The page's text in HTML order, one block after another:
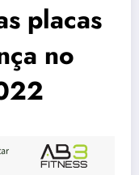
placas
no